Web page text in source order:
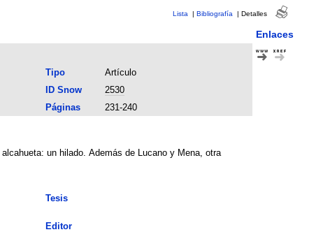
Lista | Bibliografía | Detalles
Enlaces
Tipo
Artículo
ID Snow
2530
Páginas
231-240
un hilado. Además de Lucano y Mena, otra
Tesis
Editor